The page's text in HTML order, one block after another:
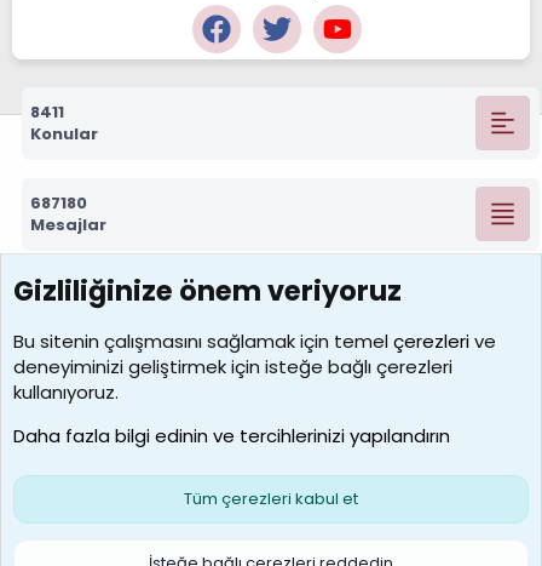
8411
Konular
687180
Mesajlar
7388
Kullanıcılar
borabekirogluu
Son üye
Çerezler
S
Gizliliğinize önem veriyoruz
Bu sitenin çalışmasını sağlamak için temelçerezlerive
deneyiminizi geliştirmek için isteğe bağlı çerezleri
kullanıyoruz.
Daha fazla bilgi edinin ve tercihlerinizi yapılandırın
Tüm çerezleri kabul et